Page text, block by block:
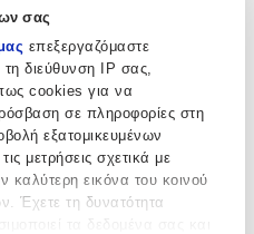
σας
επεξεργαζόμαστε
διεύθυνση IP σας,
cookies για να
σε πληροφορίες στη
εξατομικευμένων
μετρήσεις σχετικά με
καλύτερη εικόνα του κοινού
Έχετε τη δυνατότητα